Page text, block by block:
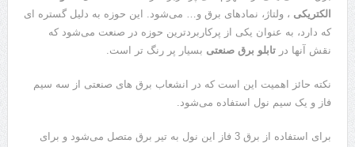
الکتریکی ، ولتاژ، نمادهای برق و… می‌‌شود. این حوزه به دلیل گستره ای
که دارد، به عنوان یکی از پرکاربردترین حوزه در صنعت می‌شود که
نقش آنها در تابلو برق صنعتی بسیار پر رنگ تر است.
نکته حائز اهمیت این است که در انشعاب برق های صنعتی از سه سیم
فاز و یک سیم نول استفاده می‌شود.
برای استفاده از برق 3 فاز این نول به تیر برق متصل می‌شود و برای